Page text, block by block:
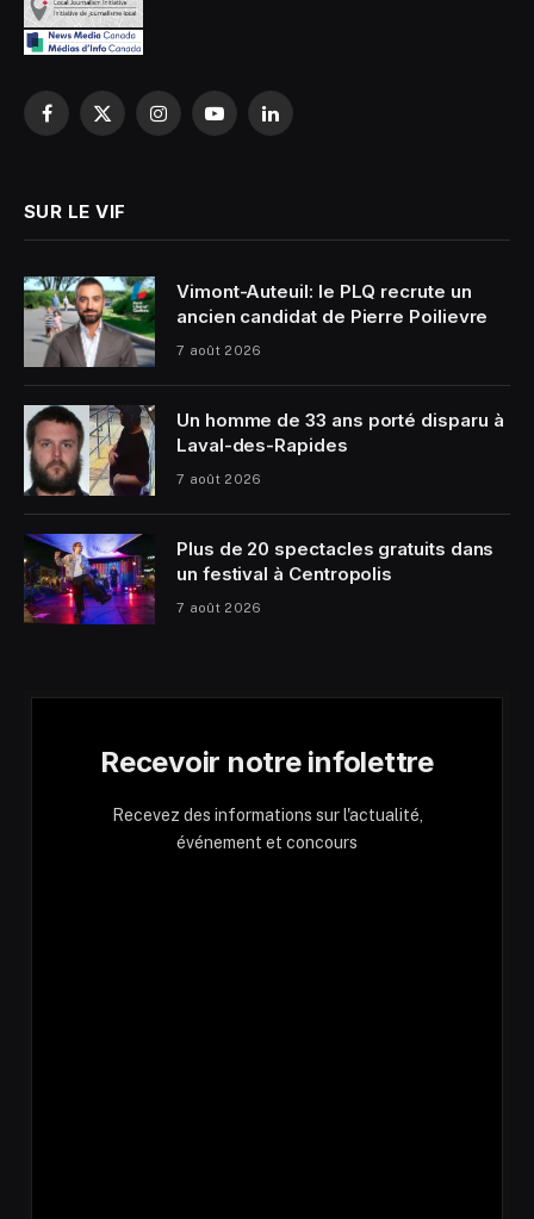
Facebook
X
InstagramYouTubeLinkedIn
SUR LE VIF
Vimont-Auteuil: le PLQ recrute un
ancien candidat de Pierre Poilievre
7 août 2026
Un homme de 33 ans porté disparu à
Laval-des-Rapides
7 août 2026
Plus de 20 spectacles gratuits dans
un festival à Centropolis
7 août 2026
Recevoir notre infolettre
Recevez des informations sur l'actualité,
événement et concours